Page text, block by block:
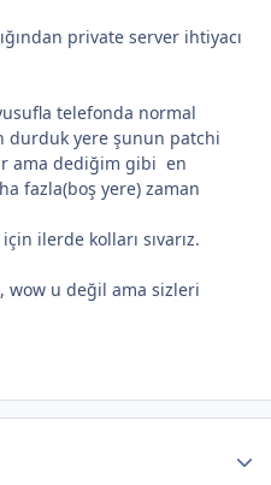
private server ihtiyacı
telefonda normal
durduk yere şunun patchi
ama dediğim gibi en
fazla(boş yere) zaman
ilerde kolları sıvarız.
wow u değil ama sizleri